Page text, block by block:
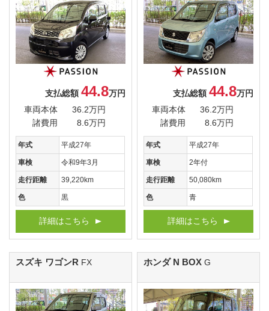
支払総額 44.8万円
車両本体
36.2万円
諸費用
8.6万円
年式 平成27年
車検 令和9年3月
走行距離 39,220km
色 黒
詳細はこちら
支払総額 44.8万円
車両本体
36.2万円
諸費用
8.6万円
年式 平成27年
車検 2年付
走行距離 50,080km
色 青
詳細はこちら
スズキ ワゴンR FX ホンダ N BOXG